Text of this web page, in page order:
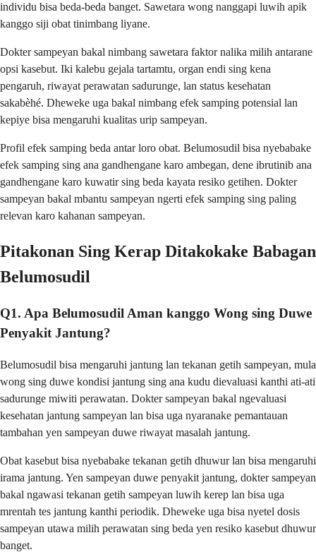
individu bisa beda-beda banget. Sawetara wong nanggapi luwih apik
kanggo siji obat tinimbang liyane.
Dokter sampeyan bakal nimbang sawetara faktor nalika milih antarane
opsi kasebut. Iki kalebu gejala tartamtu, organ endi sing kena
pengaruh, riwayat perawatan sadurunge, lan status kesehatan
sakabèhé. Dheweke uga bakal nimbang efek samping potensial lan
kepiye bisa mengaruhi kualitas urip sampeyan.
Profil efek samping beda antar loro obat. Belumosudil bisa nyebabake
efek samping sing ana gandhengane karo ambegan, dene ibrutinib ana
gandhengane karo kuwatir sing beda kayata resiko getihen. Dokter
sampeyan bakal mbantu sampeyan ngerti efek samping sing paling
relevan karo kahanan sampeyan.
Pitakonan Sing Kerap Ditakokake Babagan
Belumosudil
Q1. Apa Belumosudil Aman kanggo Wong sing Duwe
Penyakit Jantung?
Belumosudil bisa mengaruhi jantung lan tekanan getih sampeyan, mula
wong sing duwe kondisi jantung sing ana kudu dievaluasi kanthi ati-ati
sadurunge miwiti perawatan. Dokter sampeyan bakal ngevaluasi
kesehatan jantung sampeyan lan bisa uga nyaranake pemantauan
tambahan yen sampeyan duwe riwayat masalah jantung.
Obat kasebut bisa nyebabake tekanan getih dhuwur lan bisa mengaruhi
irama jantung. Yen sampeyan duwe penyakit jantung, dokter sampeyan
bakal ngawasi tekanan getih sampeyan luwih kerep lan bisa uga
mrentah tes jantung kanthi periodik. Dheweke uga bisa nyetel dosis
sampeyan utawa milih perawatan sing beda yen resiko kasebut dhuwur
banget.